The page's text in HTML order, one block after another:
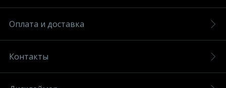
Оплата и доставка
Контакты